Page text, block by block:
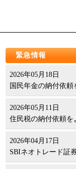
緊急情報
2026年05月18日
国民年金の納付依頼
2026年05月11日
住民税の納付依頼を
2026年04月17日
SBIネオトレード証